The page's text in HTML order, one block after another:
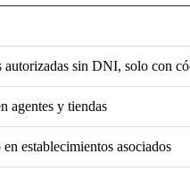
autorizadas sin DNI, solo con
agentes y tiendas
establecimientos asociados